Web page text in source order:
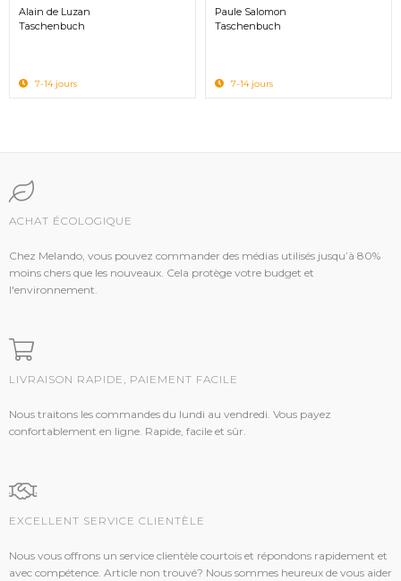
Alain de Luzan
Taschenbuch
7-14 jours
Paule Salomon
Taschenbuch
7-14 jours
ACHAT ÉCOLOGIQUE
Chez Melando, vous pouvez commander des médias utilisés jusqu’à 80%
moins chers que les nouveaux. Cela protège votre budget et
l'environnement.
LIVRAISON RAPIDE, PAIEMENT FACILE
Nous traitons les commandes du lundi au vendredi. Vous payez
confortablement en ligne. Rapide, facile et sûr.
EXCELLENT SERVICE CLIENTÈLE
Nous vous offrons un service clientèle courtois et répondons rapidement et
avec compétence. Article non trouvé? Nous sommes heureux de vous aider